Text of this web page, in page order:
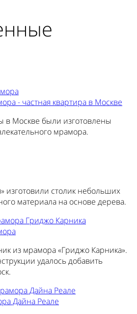
- частная квартира в Москве
в Москве были изготовлены
мрамора.
изготовили столик небольших
материала на основе дерева.
из мрамора «Гриджо Карника».
удалось добавить
Дайна Реале